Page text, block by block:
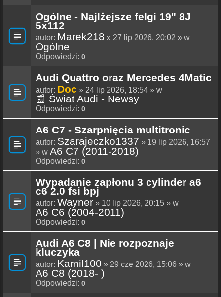
Ogólne - Najlżejsze felgi 19" 8J
5x112
autor: Marek218 » 27 lip 2026, 20:02 » w
Ogólne
Odpowiedzi: 0
Audi Quattro oraz Mercedes 4Matic
autor: Doc » 24 lip 2026, 18:54 » w
📰 Świat Audi - Newsy
Odpowiedzi: 0
A6 C7 - Szarpnięcia multitronic
autor: Szarajeczko1337 » 19 lip 2026, 16:57
» w A6 C7 (2011-2018)
Odpowiedzi: 0
Wypadanie zapłonu 3 cylinder a6
c6 2.0 fsi bpj
autor: Wayner » 10 lip 2026, 20:15 » w
A6 C6 (2004-2011)
Odpowiedzi: 0
Audi A6 C8 | Nie rozpoznaje
kluczyka
autor: Kamil100 » 29 cze 2026, 15:06 » w
A6 C8 (2018- )
Odpowiedzi: 0